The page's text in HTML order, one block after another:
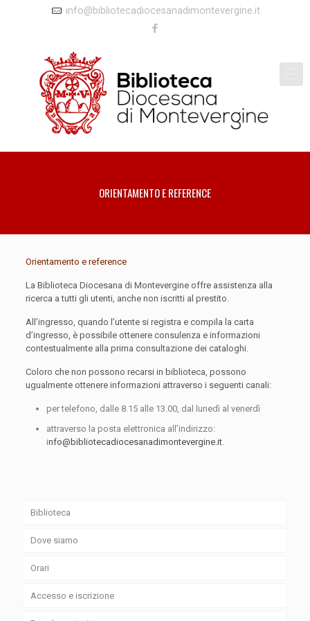
info@bibliotecadiocesanadimontevergine.it
ORIENTAMENTO E REFERENCE
Orientamento e reference
La Biblioteca Diocesana di Montevergine offre assistenza alla
ricerca a tutti gli utenti, anche non iscritti al prestito.
All’ingresso, quando l’utente si registra e compila la carta
d’ingresso, è possibile ottenere consulenza e informazioni
contestualmente alla prima consultazione dei cataloghi.
Coloro che non possono recarsi in biblioteca, possono
ugualmente ottenere informazioni attraverso i seguenti canali:
per telefono, dalle 8.15 alle 13.00, dal lunedì al venerdì
attraverso la posta elettronica all’indirizzo:
info@bibliotecadiocesanadimontevergine.it.
Biblioteca
Dove siamo
Orari
Accesso e iscrizione